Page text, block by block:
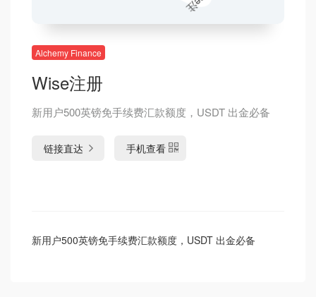
Alchemy Finance
Wise注册
新用户500英镑免手续费汇款额度，USDT 出金必备
链接直达 手机查看
新用户500英镑免手续费汇款额度，USDT 出金必备